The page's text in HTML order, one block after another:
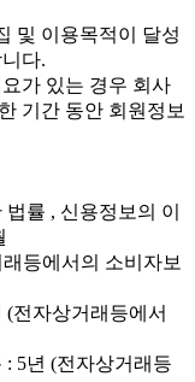
및 이용목적이 달성
다.
가 있는 경우 회사
기간 동안 회원정보
률 , 신용정보의 이
등에서의 소비자보
전자상거래등에서
5년 (전자상거래등